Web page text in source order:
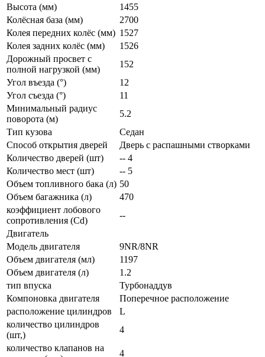
Высота (мм)
1455
Колёсная база (мм)
2700
Колея передних колёс (мм) 1527
Колея задних колёс (мм)
1526
Дорожный просвет с
полной нагрузкой (мм)
152
Угол въезда (°)
12
Угол съезда (°)
11
Минимальный радиус
поворота (м)
5.2
Тип кузова
Седан
Способ открытия дверей
Дверь с распашными створками
Количество дверей (шт)
-- 4
Количество мест (шт)
-- 5
Объем топливного бака (л) 50
Объем багажника (л)
470
коэффициент лобового
сопротивления (Cd)
--
Двигатель
Модель двигателя
9NR/8NR
Объем двигателя (мл)
1197
Объем двигателя (л)
1.2
тип впуска
Турбонаддув
Компоновка двигателя
Поперечное расположение
расположение цилиндров
L
количество цилиндров
(шт,)
4
количество клапанов на
4